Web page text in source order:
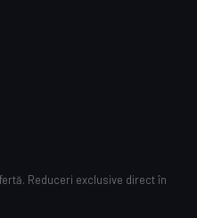
Reduceri exclusive direct în